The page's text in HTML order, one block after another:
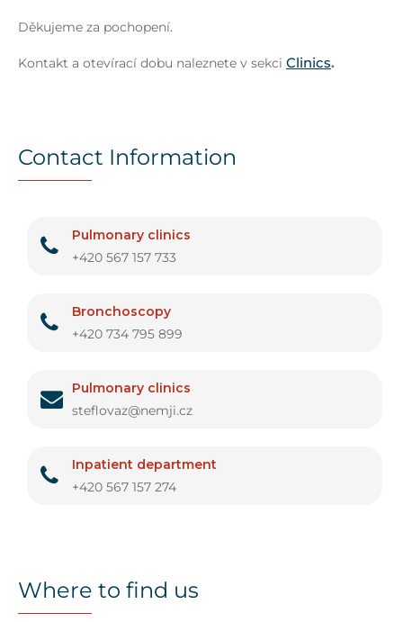
Děkujeme za pochopení.
Kontakt a otevírací dobu naleznete v sekci Clinics.
Contact Information
Pulmonary clinics
+420 567 157 733
Bronchoscopy
+420 734 795 899
Pulmonary clinics
steflovaz@nemji.cz
Inpatient department
+420 567 157 274
Where to find us